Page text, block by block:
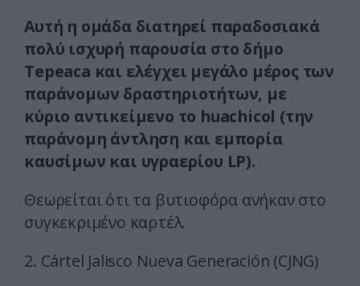
Αυτή η ομάδα διατηρεί παραδοσιακά
πολύ ισχυρή παρουσία στο δήμο
Tepeaca και ελέγχει μεγάλο μέρος των
παράνομων δραστηριοτήτων, με
κύριο αντικείμενο το huachicol (την
παράνομη άντληση και εμπορία
καυσίμων και υγραερίου LP).
Θεωρείται ότι τα βυτιοφόρα ανήκαν στο
συγκεκριμένο καρτέλ.
2. Cártel Jalisco Nueva Generación (CJNG)